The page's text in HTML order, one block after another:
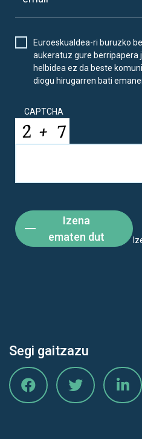
Euroeskualdea-ri buruzko
aukeratuz gure berripapera
helbidea ez da beste
diogu hirugarren bati
CAPTCHA
Izena
ematen dut
Segi gaitzazu